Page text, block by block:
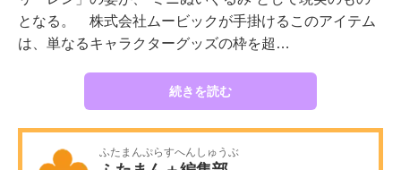
となる。 株式会社ムービックが手掛けるこのアイテム
は、単なるキャラクターグッズの枠を超…
続きを読む
ふたまんぷらすへんしゅうぶ